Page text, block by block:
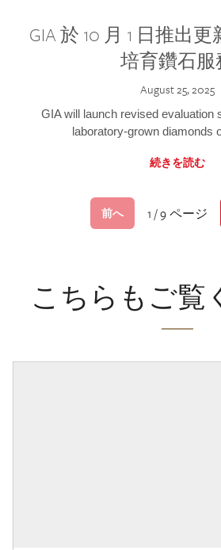
GIA 於 10 月 1 日推出
培育鑽石服
August 25, 2025
GIA will launch revised evaluation
laboratory-grown diamonds
続きを読む
前へ 1 / 9 ページ
こちらもご覧